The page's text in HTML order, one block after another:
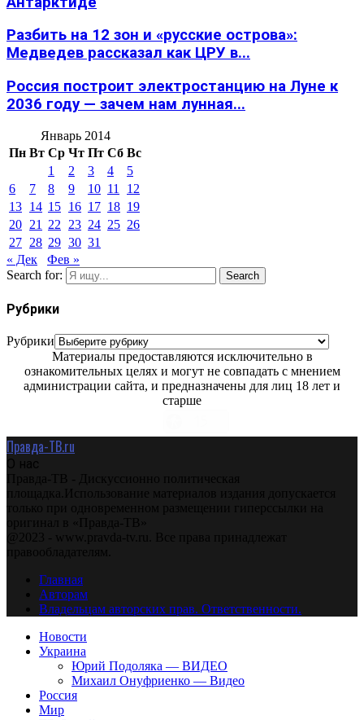
Разбить на 12 зон и «русские острова»:
Медведев рассказал как ЦРУ в...
Россия построит электростанцию на Луне к
2036 году — зачем нам лунная...
Январь 2014
Пн Вт Ср Чт Пт Сб Вс
1
2 3 4
5
6
7 8 9 10 11
12
13 14 15 16 17 18 19
20 21 22 23 24 25 26
27 28 29 30 31
« Дек
Фев »
Search for:
Search
Рубрики
Рубрики
Материалы предоставляются исключительно в
ознакомительных целях и могут не совпадать с мнением
администрации сайта, и предназначены для лиц 18 лет и
старше
Правда-ТВ.ru
О нас
Правда-ТВ - Дискуссионно политическая
площадка.Использование материалов издания допускается
только при одновременном размещении гиперссылки на
оригинал в «Правда-ТВ»
@2023 - www.pravda-tv.ru. Все права принадлежат
правообладателям.
Главная
Авторам
Владельцам авторских прав. Ответственности.
Новости
Украина
Юрий Подоляка — ВИДЕО
Михаил Онуфриенко — Видео
Россия
Мир